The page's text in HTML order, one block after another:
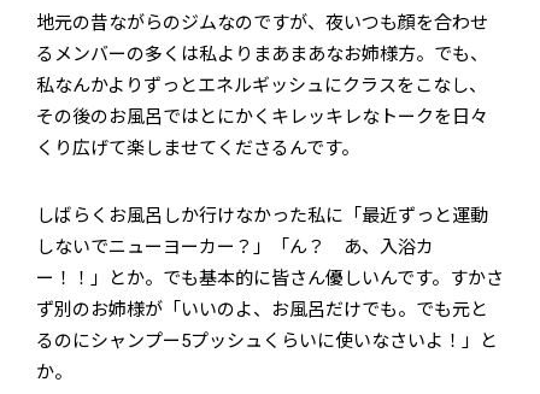
地元の昔ながらのジムなのですが、夜いつも顔を合わせ
るメンバーの多くは私よりまあまあなお姉様方。でも、
私なんかよりずっとエネルギッシュにクラスをこなし、
その後のお風呂ではとにかくキレッキレなトークを日々
くり広げて楽しませてくださるんです。
しばらくお風呂しか行けなかった私に「最近ずっと運動
しないでニューヨーカー？」「ん？ あ、入浴カ
ー！！」とか。でも基本的に皆さん優しいんです。すかさ
ず別のお姉様が「いいのよ、お風呂だけでも。でも元と
るのにシャンプー5プッシュくらいに使いなさいよ！」と
か。